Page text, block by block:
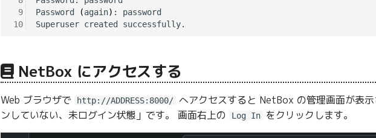
9
10
Password
(again) : password
NetBox にアクセスする
Web ブラウザで http://ADDRESS:8000/ へアクセスすると NetBox の管理画面が表
ンしていない、未ログイン状態」です。 画面右上の
Log In をクリックします。